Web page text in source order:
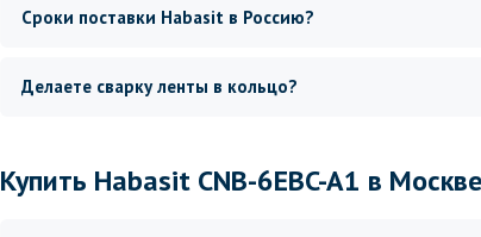
Сроки поставки Habasit в Россию?
Делаете сварку ленты в кольцо?
Купить Habasit CNB-6EBC-A1 в Москве